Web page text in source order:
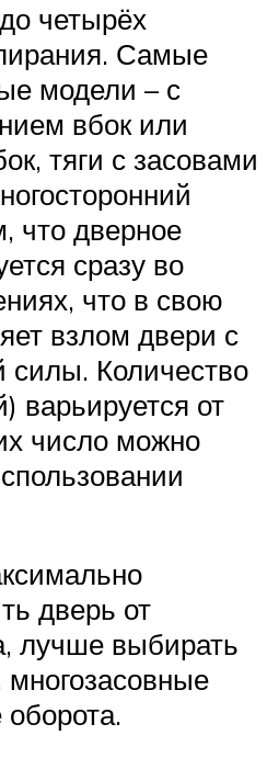
четырёх
Самые
модели – с
вбок или
тяги с засовами
что дверное
сразу во
что в свою
взлом двери с
Количество
варьируется от
число можно
дверь от
лучше выбирать
многозасовные